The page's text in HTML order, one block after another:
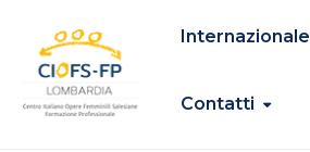
Internazionale
Contatti